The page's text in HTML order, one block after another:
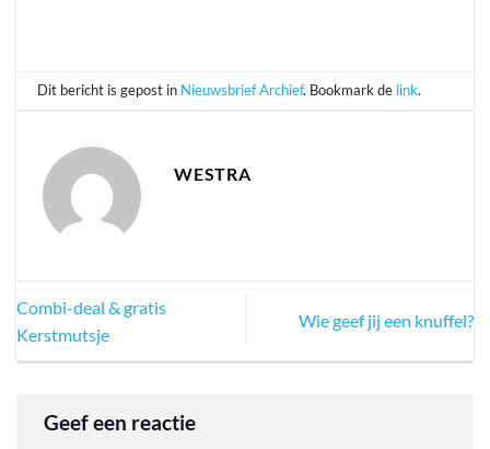
Dit bericht is gepost in Nieuwsbrief Archief. Bookmark de link.
WESTRA
Combi-deal & gratis
Kerstmutsje
Wie geef jij een knuffel?
Geef een reactie